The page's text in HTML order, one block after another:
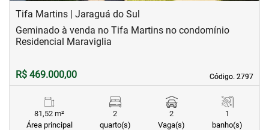
Tifa Martins | Jaraguá do Sul
Código. 2797
Código. 2797
Geminado à venda no Tifa Martins no condomínio
Residencial Maraviglia
R$ 469.000,00
81,52 m²
Área principal
2
quarto(s)
2
Vaga(s)
1
banho(s)